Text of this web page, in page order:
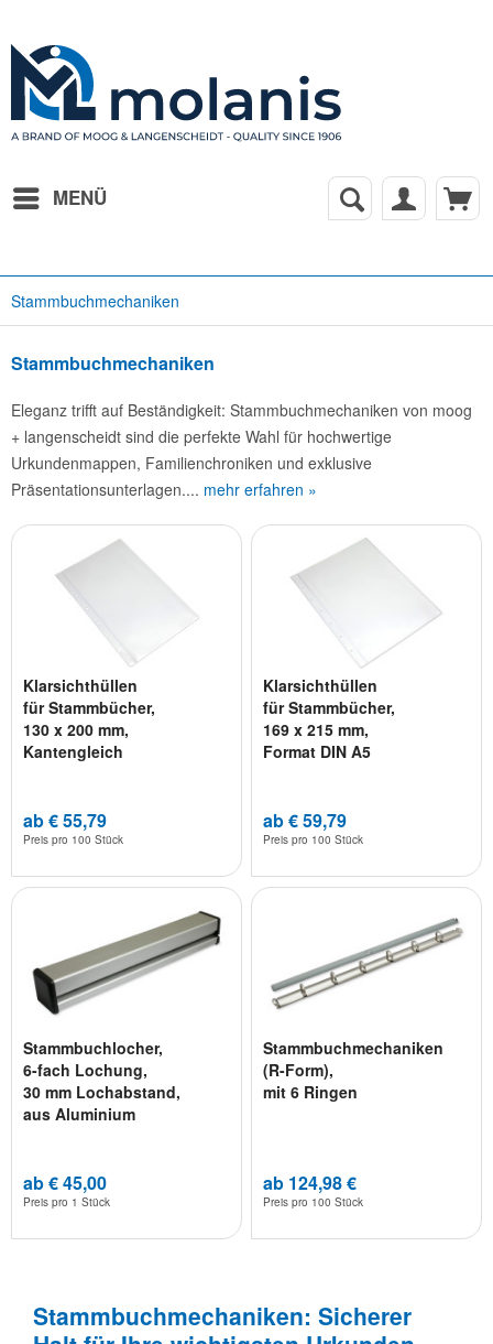
MENÜ
Stammbuchmechaniken
Stammbuchmechaniken
Eleganz trifft auf Beständigkeit: Stammbuchmechaniken von moog
+ langenscheidt sind die perfekte Wahl für hochwertige
Urkundenmappen, Familienchroniken und exklusive
Präsentationsunterlagen.... mehr erfahren »
Klarsichthüllen
für Stammbücher,
130 x 200 mm,
Kantengleich
ab € 55,79
Preis pro 100 Stück
Klarsichthüllen
für Stammbücher,
169 x 215 mm,
Format DIN A5
ab € 59,79
Preis pro 100 Stück
Stammbuchlocher,
6-fach Lochung,
30 mm Lochabstand,
aus Aluminium
ab € 45,00
Preis pro 1 Stück
Stammbuchmechaniken
(R-Form),
mit 6 Ringen
ab 124,98 €
Preis pro 100 Stück
Stammbuchmechaniken: Sicherer